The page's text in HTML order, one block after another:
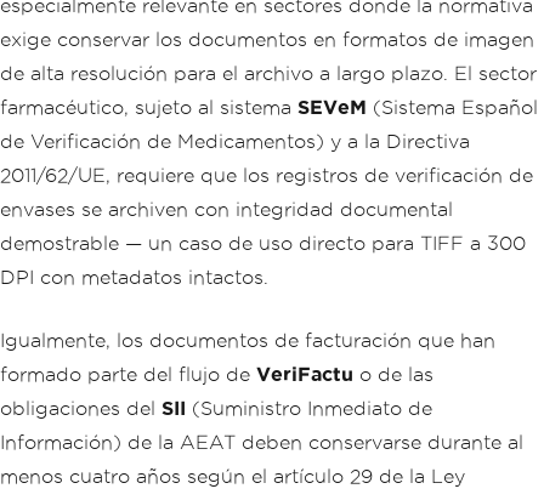
especialmente relevante en sectores donde la normativa
exige conservar los documentos en formatos de imagen
de alta resolución para el archivo a largo plazo. El sector
farmacéutico, sujeto al sistema SEVeM (Sistema Español
de Verificación de Medicamentos) y a la Directiva
2011/62/UE, requiere que los registros de verificación de
envases se archiven con integridad documental
demostrable — un caso de uso directo para TIFF a 300
DPI con metadatos intactos.
Igualmente, los documentos de facturación que han
formado parte del flujo de VeriFactu o de las
obligaciones del SII (Suministro Inmediato de
Información) de la AEAT deben conservarse durante al
menos cuatro años según el artículo 29 de la Ley